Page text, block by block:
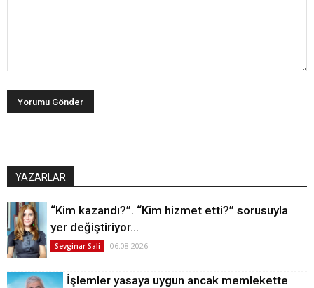
YAZARLAR
“Kim kazandı?”. “Kim hizmet etti?” sorusuyla
yer değiştiriyor…
Sevginar Sali 06.08.2026
İşlemler yasaya uygun ancak memlekette